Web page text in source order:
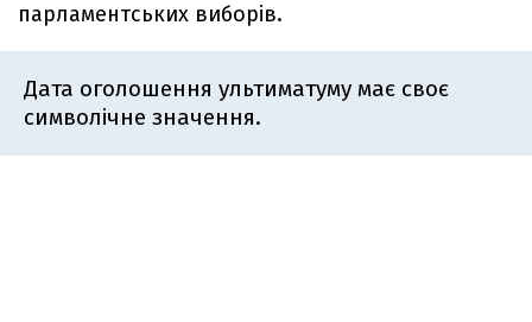
парламентських виборів.
Дата оголошення ультиматуму має своє
символічне значення.